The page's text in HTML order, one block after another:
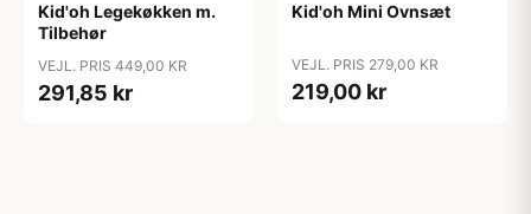
Kid'oh Legekøkken m.
Tilbehør
VEJL. PRIS 449,00 KR
291,85 kr
Kid'oh Mini Ovnsæt
VEJL. PRIS 279,00 KR
219,00 kr